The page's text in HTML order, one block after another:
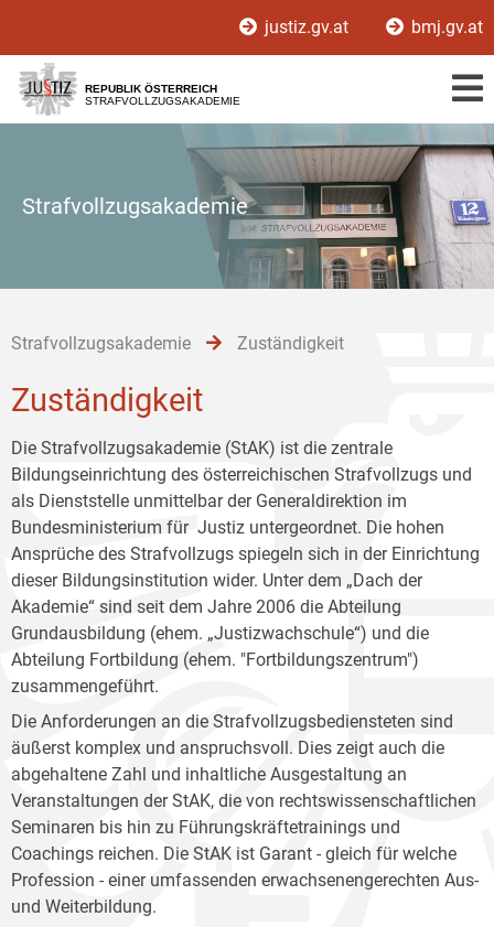
[1]
[2]
[3]
justiz.gv.at bmj.gv.at
REPUBLIK ÖSTERREICH
STRAFVOLLZUGSAKADEMIE
Strafvollzugsakademie
Strafvollzugsakademie Zuständigkeit
Zuständigkeit
Die Strafvollzugsakademie (StAK) ist die zentrale
Bildungseinrichtung des österreichischen Strafvollzugs und
als Dienststelle unmittelbar der Generaldirektion im
Bundesministerium für Justiz untergeordnet. Die hohen
Ansprüche des Strafvollzugs spiegeln sich in der Einrichtung
dieser Bildungsinstitution wider. Unter dem „Dach der
Akademie“ sind seit dem Jahre 2006 die Abteilung
Grundausbildung (ehem. „Justizwachschule“) und die
Abteilung Fortbildung (ehem. "Fortbildungszentrum")
zusammengeführt.
Die Anforderungen an die Strafvollzugsbediensteten sind
äußerst komplex und anspruchsvoll. Dies zeigt auch die
abgehaltene Zahl und inhaltliche Ausgestaltung an
Veranstaltungen der StAK, die von rechtswissenschaftlichen
Seminaren bis hin zu Führungskräftetrainings und
Coachings reichen. Die StAK ist Garant - gleich für welche
Profession - einer umfassenden erwachsenengerechten Aus-
und Weiterbildung.